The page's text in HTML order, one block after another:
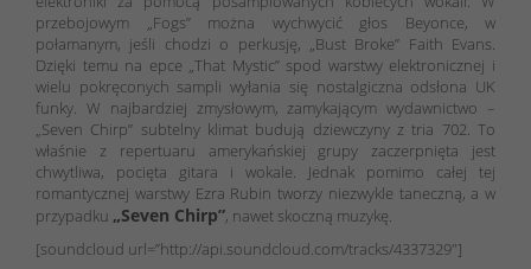
przebojowym „Fogs” można wychwycić głos Beyonce, w
połamanym, jeśli chodzi o perkusję, „Bust Broke” Faith Evans.
Dzięki temu na epce „That Mystic” spod warstwy elektronicznej i
wielu pokręconych sampli wyłania się nostalgiczna odsłona UK
funky. W najbardziej zmysłowym, zamykającym wydawnictwo –
„Seven Chirp” subtelny klimat budują dziewczyny z tria 702. To
właśnie z repertuaru amerykańskiej grupy zaczerpnięta jest
chwytliwa, pocięta gitara i wokale. Jednak pomimo całej tej
romantycznej warstwy Ezra Rubin tworzy niezwykle taneczną, a w
przypadku „Seven Chirp”, nawet skoczną muzykę.
[soundcloud url=”http://api.soundcloud.com/tracks/4337329″]